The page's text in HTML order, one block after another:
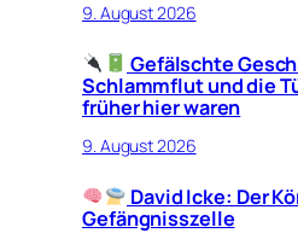
9. August 2026
Gefälschte
Schlammflut und die
früher hier waren
9. August 2026
David Icke: Der
Gefängnisszelle